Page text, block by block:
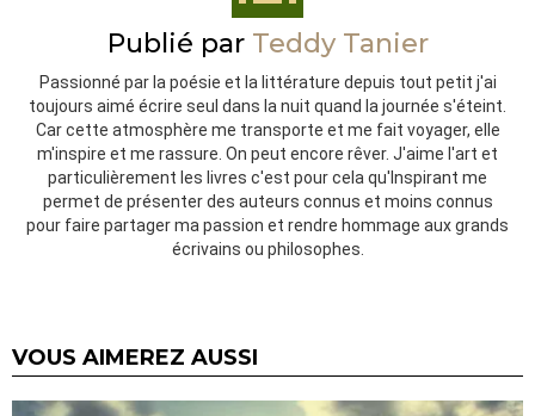
Publié par Teddy Tanier
Passionné par la poésie et la littérature depuis tout petit j'ai
toujours aimé écrire seul dans la nuit quand la journée s'éteint.
Car cette atmosphère me transporte et me fait voyager, elle
m'inspire et me rassure. On peut encore rêver. J'aime l'art et
particulièrement les livres c'est pour cela qu'Inspirant me
permet de présenter des auteurs connus et moins connus
pour faire partager ma passion et rendre hommage aux grands
écrivains ou philosophes.
VOUS AIMEREZ AUSSI